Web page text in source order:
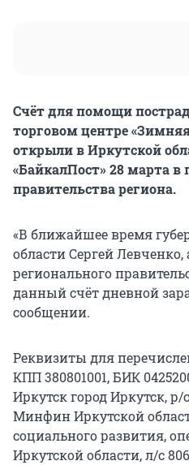
Счёт для помощи
торговом центре
открыли в Иркутской
«БайкалПост» 28 марта в
правительства региона.
«В ближайшее время
области Сергей
регионального
данный счёт дневной
сообщении.
Реквизиты для
КПП 380801001, БИК
Иркутск город Иркутск, р/
Минфин Иркутской
социального развития,
Иркутской области, л/с